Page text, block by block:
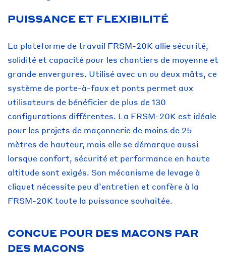
PUISSANCE ET FLEXIBILITÉ
La plateforme de travail FRSM-20K allie sécurité,
solidité et capacité pour les chantiers de moyenne et
grande envergures. Utilisé avec un ou deux mâts, ce
système de porte-à-faux et ponts permet aux
utilisateurs de bénéficier de plus de 130
configurations différentes. La FRSM-20K est idéale
pour les projets de maçonnerie de moins de 25
mètres de hauteur, mais elle se démarque aussi
lorsque confort, sécurité et performance en haute
altitude sont exigés. Son mécanisme de levage à
cliquet nécessite peu d’entretien et confère à la
FRSM-20K toute la puissance souhaitée.
CONCUE POUR DES MACONS PAR
DES MACONS